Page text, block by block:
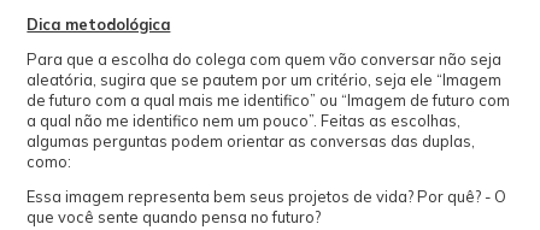
Dica metodológica
Para que a escolha do colega com quem vão conversar não seja
aleatória, sugira que se pautem por um critério, seja ele “Imagem
de futuro com a qual mais me identifico” ou “Imagem de futuro com
a qual não me identifico nem um pouco”. Feitas as escolhas,
algumas perguntas podem orientar as conversas das duplas,
como:
Essa imagem representa bem seus projetos de vida? Por quê? - O
que você sente quando pensa no futuro?